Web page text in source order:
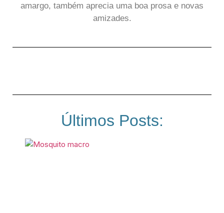
amargo, também aprecia uma boa prosa e novas
amizades.
Últimos Posts: